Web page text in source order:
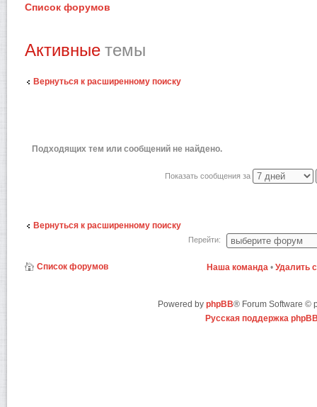
Список форумов
Активные темы
Вернуться к расширенному поиску
Подходящих тем или сообщений не найдено.
Показать сообщения за
Вернуться к расширенному поиску
Перейти:
Список форумов Наша команда • Удалить
Powered by phpBB® Forum Software ©
Русская поддержка